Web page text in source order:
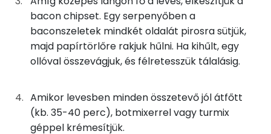
15g fehérrépa
10 kcal
17gburgonya
10 kcal
1golívaolaj
12 kcal
2gleveskocka 6 kcal
TOP vitaminok
Kolin:
C vitamin:
β-karotin
bacon chipset. Egy serpenyőben a
baconszeletek mindkét oldalát pirosra sütjük,
majd papírtörlőre rakjuk hűlni. Ha kihűlt, egy
ollóval összevágjuk, és félretesszük tálalásig.
Amikor levesben minden összetevő jól átfőtt
(kb. 35-40 perc), botmixerrel vagy turmix
géppel krémesítjük.